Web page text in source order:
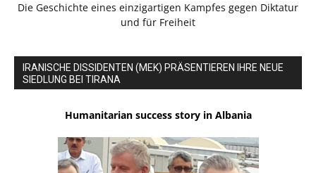
Die Geschichte eines einzigartigen Kampfes gegen Diktatur
und für Freiheit
IRANISCHE DISSIDENTEN (MEK) PRÄSENTIEREN IHRE NEUE
SIEDLUNG BEI TIRANA
Humanitarian success story in Albania